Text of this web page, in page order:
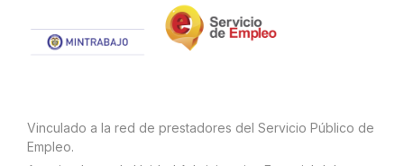
Vinculado a la red de prestadores del Servicio Público de
Empleo.